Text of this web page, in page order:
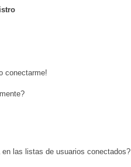
conectarme!
las listas de usuarios conectados?